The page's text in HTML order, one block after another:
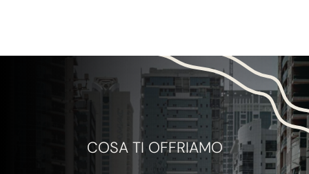
COSA TI OFFRIAMO